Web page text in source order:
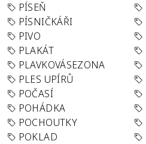
PÍSEŇ
PÍSNIČKÁŘI
PIVO
PLAKÁT
PLAVKOVÁSEZONA
PLES UPÍRŮ
POČASÍ
POHÁDKA
POCHOUTKY
POKLAD